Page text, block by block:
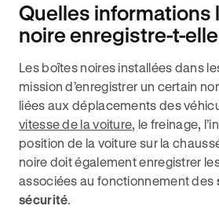
Quelles informations
noire enregistre-t-
Les boîtes noires installées dans
mission d’enregistrer un certain
liées aux déplacements des
vitesse de la voiture, le freinage,
position de la voiture sur la
noire doit également enregistrer
associées au fonctionnement des
sécurité.